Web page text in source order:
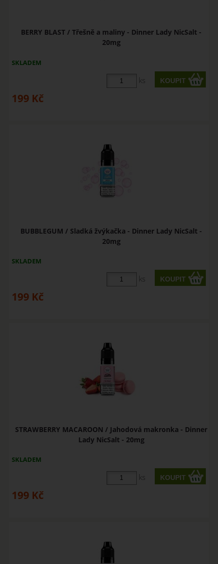
BERRY BLAST / Třešně a maliny - Dinner Lady NicSalt -
20mg
SKLADEM
ks
199 Kč
BUBBLEGUM / Sladká žvýkačka - Dinner Lady NicSalt -
20mg
SKLADEM
ks
199 Kč
STRAWBERRY MACAROON / Jahodová makronka - Dinner
Lady NicSalt - 20mg
SKLADEM
ks
199 Kč